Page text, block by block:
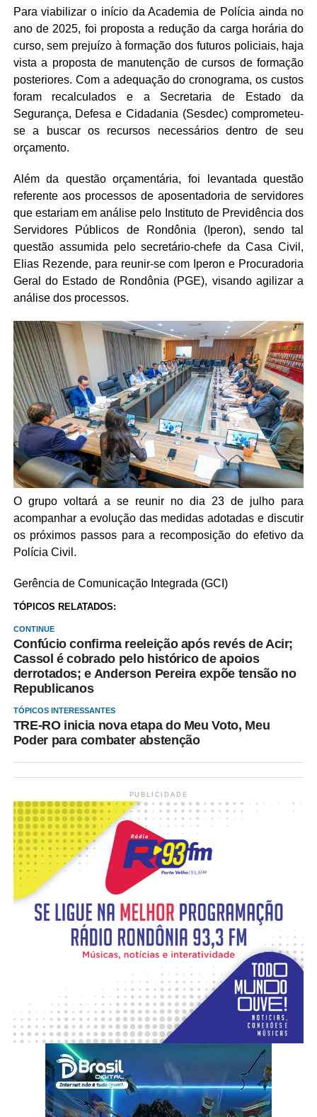
Para viabilizar o início da Academia de Polícia ainda no
ano de 2025, foi proposta a redução da carga horária do
curso, sem prejuízo à formação dos futuros policiais, haja
vista a proposta de manutenção de cursos de formação
posteriores. Com a adequação do cronograma, os custos
foram recalculados e a Secretaria de Estado da
Segurança, Defesa e Cidadania (Sesdec) comprometeu-
se a buscar os recursos necessários dentro de seu
orçamento.
Além da questão orçamentária, foi levantada questão
referente aos processos de aposentadoria de servidores
que estariam em análise pelo Instituto de Previdência dos
Servidores Públicos de Rondônia (Iperon), sendo tal
questão assumida pelo secretário-chefe da Casa Civil,
Elias Rezende, para reunir-se com Iperon e Procuradoria
Geral do Estado de Rondônia (PGE), visando agilizar a
análise dos processos.
O grupo voltará a se reunir no dia 23 de julho para
acompanhar a evolução das medidas adotadas e discutir
os próximos passos para a recomposição do efetivo da
Polícia Civil.
Gerência de Comunicação Integrada (GCI)
TÓPICOS RELATADOS:
CONTINUE
Confúcio confirma reeleição após revés de Acir;
Cassol é cobrado pelo histórico de apoios
derrotados; e Anderson Pereira expõe tensão no
Republicanos
TÓPICOS INTERESSANTES
TRE-RO inicia nova etapa do Meu Voto, Meu
Poder para combater abstenção
PUBLICIDADE